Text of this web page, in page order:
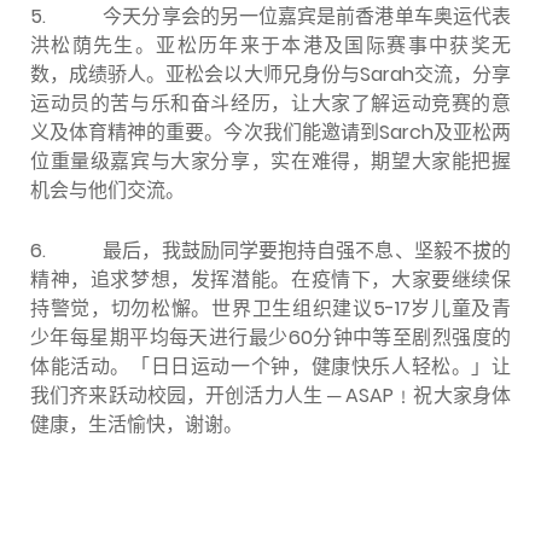
5.
今天分享会的另一位嘉宾是前香港单车奥运代表
洪松荫先生。亚松历年来于本港及国际赛事中获奖无
数，成绩骄人。亚松会以大师兄身份与Sarah交流，分享
运动员的苦与乐和奋斗经历，让大家了解运动竞赛的意
义及体育精神的重要。今次我们能邀请到Sarch及亚松两
位重量级嘉宾与大家分享，实在难得，期望大家能把握
机会与他们交流。
6.
最后，我鼓励同学要抱持自强不息、坚毅不拔的
精神，追求梦想，发挥潜能。在疫情下，大家要继续保
持警觉，切勿松懈。世界卫生组织建议5-17岁儿童及青
少年每星期平均每天进行最少60分钟中等至剧烈强度的
体能活动。「日日运动一个钟，健康快乐人轻松。」让
我们齐来跃动校园，开创活力人生 ─ ASAP﹗祝大家身体
健康，生活愉快，谢谢。